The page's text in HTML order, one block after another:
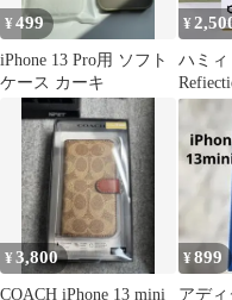
¥499
iPhone 13 Pro用 ソフト
ケース カーキ
¥
ハミィ
13
クリ
¥3,800
COACH iPhone 13 mini
¥899
アディ